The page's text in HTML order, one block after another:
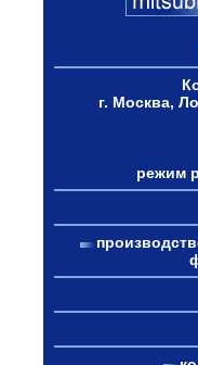
г. Москва,
режим